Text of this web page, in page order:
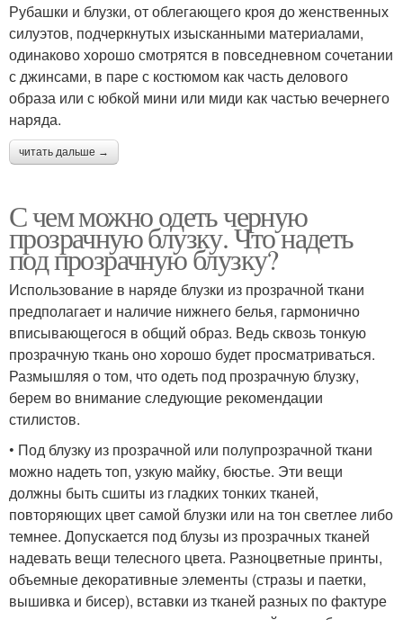
Рубашки и блузки, от облегающего кроя до женственных
силуэтов, подчеркнутых изысканными материалами,
одинаково хорошо смотрятся в повседневном сочетании
с джинсами, в паре с костюмом как часть делового
образа или с юбкой мини или миди как частью вечернего
наряда.
читать дальше →
С чем можно одеть черную
прозрачную блузку. Что надеть
под прозрачную блузку?
Использование в наряде блузки из прозрачной ткани
предполагает и наличие нижнего белья, гармонично
вписывающегося в общий образ. Ведь сквозь тонкую
прозрачную ткань оно хорошо будет просматриваться.
Размышляя о том, что одеть под прозрачную блузку,
берем во внимание следующие рекомендации
стилистов.
• Под блузку из прозрачной или полупрозрачной ткани
можно надеть топ, узкую майку, бюстье. Эти вещи
должны быть сшиты из гладких тонких тканей,
повторяющих цвет самой блузки или на тон светлее либо
темнее. Допускается под блузы из прозрачных тканей
надевать вещи телесного цвета. Разноцветные принты,
объемные декоративные элементы (стразы и паетки,
вышивка и бисер), вставки из тканей разных по фактуре